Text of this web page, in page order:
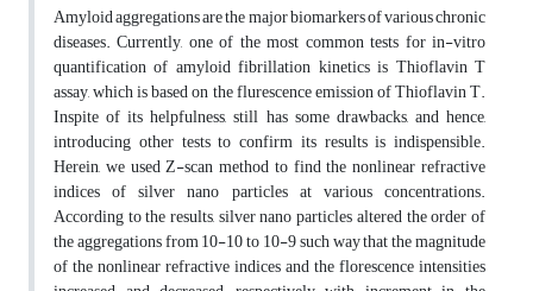
Amyloid aggregations are the major biomarkers of various chronic
diseases. Currently, one of the most common tests for in-vitro
quantification of amyloid fibrillation kinetics is Thioflavin T
assay, which is based on the flurescence emission of Thioflavin T.
Inspite of its helpfulness, still has some drawbacks, and hence,
introducing other tests to confirm its results is indispensible.
Herein, we used Z-scan method to find the nonlinear refractive
indices of silver nano particles at various concentrations.
According to the results, silver nano particles altered the order of
the aggregations from 10-10 to 10-9 such way that the magnitude
of the nonlinear refractive indices and the florescence intensities